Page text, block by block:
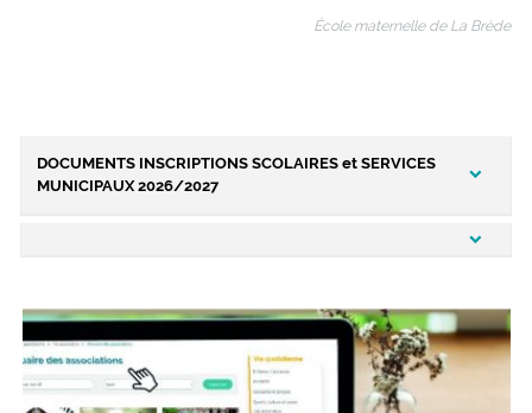
École maternelle de La Brède
DOCUMENTS INSCRIPTIONS SCOLAIRES et SERVICES
MUNICIPAUX 2026/2027
Fiche d' identification et liaison services
municipaux 2026/2027
PDF - 183,95 KO
Déroulement inscription scolaire 2026-2027